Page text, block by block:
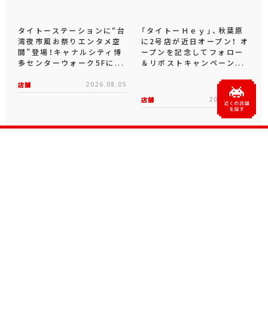
タイトーステーションに“台
湾夜市風お祭りエンタメ空
間”登場！キャナルシティ博
多センターウォーク5Fに...
店舗 2026.08.05
「タイトーＨｅｙ」、秋葉原
に2号店が近日オープン！ オ
ープンを記念してフォロー
＆リポストキャンペーン...
店舗 2026.08.03